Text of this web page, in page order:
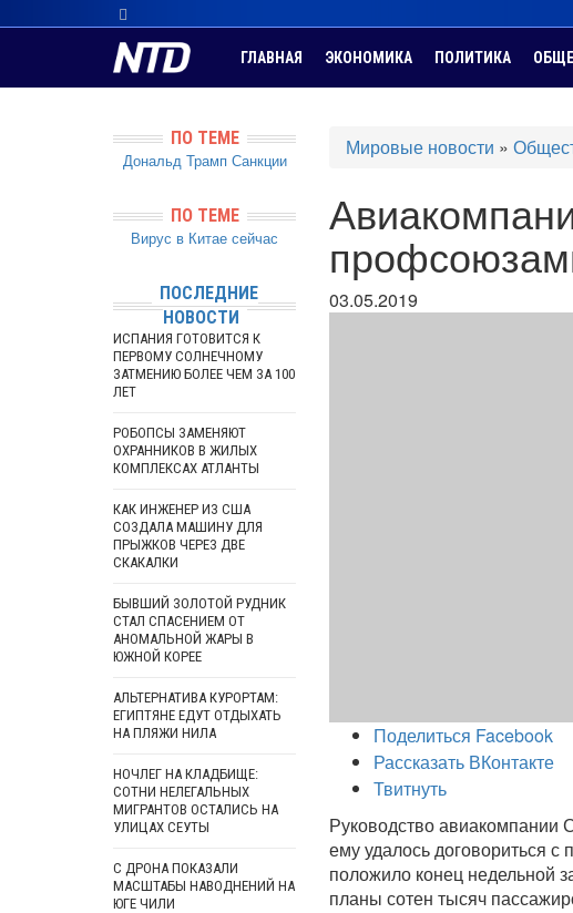
ГЛАВНАЯ ЭКОНОМИКА ПОЛИТИКА
Мировые новости »
03.05.2019
Поделиться Facebook
Рассказать ВКонтакте
Твитнуть
Руководство авиакомпании
ему удалось договориться
положило конец недельной
планы сотен тысяч
ПО ТЕМЕ
Дональд Трамп Санкции
ПО ТЕМЕ
Вирус в Китае сейчас
ПОСЛЕДНИЕ
НОВОСТИ
ИСПАНИЯ ГОТОВИТСЯ К
ПЕРВОМУ СОЛНЕЧНОМУ
ЗАТМЕНИЮ БОЛЕЕ ЧЕМ ЗА 100
ЛЕТ
РОБОПСЫ ЗАМЕНЯЮТ
ОХРАННИКОВ В ЖИЛЫХ
КОМПЛЕКСАХ АТЛАНТЫ
КАК ИНЖЕНЕР ИЗ США
СОЗДАЛА МАШИНУ ДЛЯ
ПРЫЖКОВ ЧЕРЕЗ ДВЕ
СКАКАЛКИ
БЫВШИЙ ЗОЛОТОЙ РУДНИК
СТАЛ СПАСЕНИЕМ ОТ
АНОМАЛЬНОЙ ЖАРЫ В
ЮЖНОЙ КОРЕЕ
АЛЬТЕРНАТИВА КУРОРТАМ:
ЕГИПТЯНЕ ЕДУТ ОТДЫХАТЬ
НА ПЛЯЖИ НИЛА
НОЧЛЕГ НА КЛАДБИЩЕ:
СОТНИ НЕЛЕГАЛЬНЫХ
МИГРАНТОВ ОСТАЛИСЬ НА
УЛИЦАХ СЕУТЫ
С ДРОНА ПОКАЗАЛИ
МАСШТАБЫ НАВОДНЕНИЙ НА
ЮГЕ ЧИЛИ